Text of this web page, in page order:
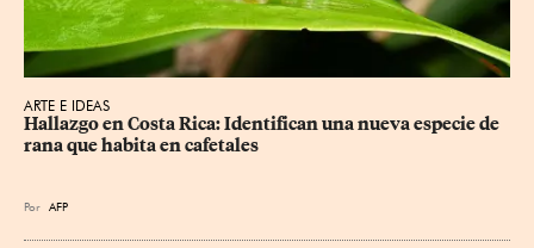
ARTE E IDEAS
Hallazgo en Costa Rica: Identifican una nueva especie de
rana que habita en cafetales
Por AFP